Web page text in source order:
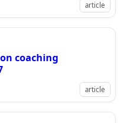
article
coaching
article